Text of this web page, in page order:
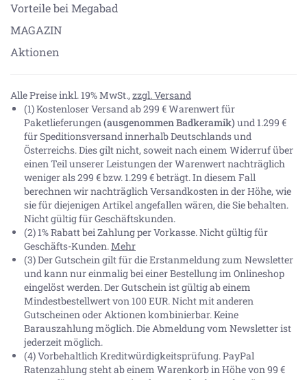
Vorteile bei Megabad
MAGAZIN
Aktionen
Alle Preise inkl. 19% MwSt., zzgl. Versand
(1) Kostenloser Versand ab 299 € Warenwert für
Paketlieferungen(ausgenommen Badkeramik) und 1.299 €
für Speditionsversand innerhalb Deutschlands und
Österreichs. Dies gilt nicht, soweit nach einem Widerruf über
einen Teil unserer Leistungen der Warenwert nachträglich
weniger als 299 € bzw. 1.299 € beträgt. In diesem Fall
berechnen wir nachträglich Versandkosten in der Höhe, wie
sie für diejenigen Artikel angefallen wären, die Sie behalten.
Nicht gültig für Geschäftskunden.
(2) 1% Rabatt bei Zahlung per Vorkasse. Nicht gültig für
Geschäfts-Kunden.Mehr
(3) Der Gutschein gilt für die Erstanmeldung zum Newsletter
und kann nur einmalig bei einer Bestellung im Onlineshop
eingelöst werden. Der Gutschein ist gültig ab einem
Mindestbestellwert von 100 EUR. Nicht mit anderen
Gutscheinen oder Aktionen kombinierbar. Keine
Barauszahlung möglich. Die Abmeldung vom Newsletter ist
jederzeit möglich.
(4) Vorbehaltlich Kreditwürdigkeitsprüfung. PayPal
Ratenzahlung steht ab einem Warenkorb in Höhe von99 €